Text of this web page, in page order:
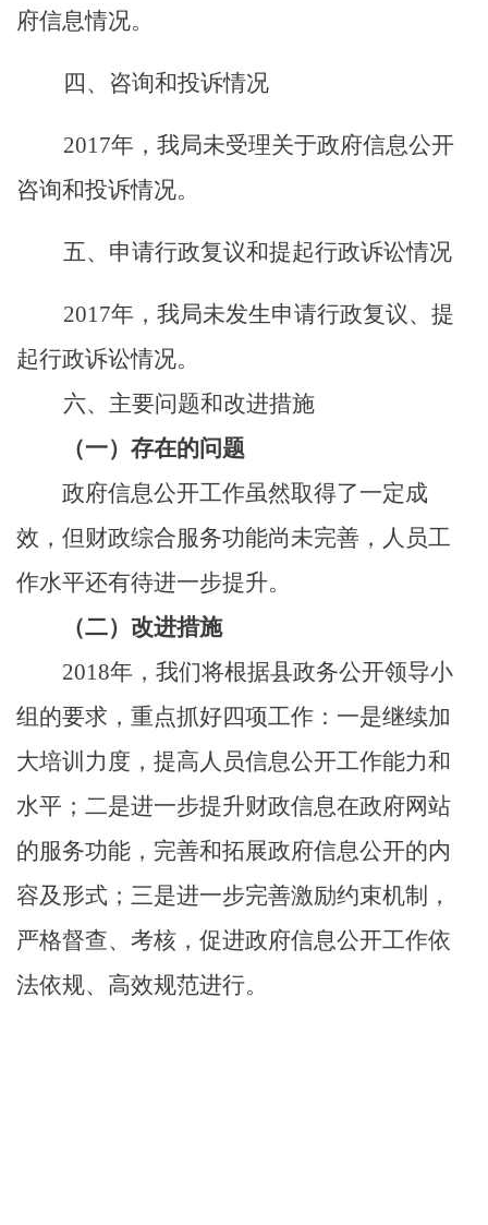
府信息情况。
四、咨询和投诉情况
2017年，我局未受理关于政府信息公开
咨询和投诉情况。
五、申请行政复议和提起行政诉讼情况
2017年，我局未发生申请行政复议、提
起行政诉讼情况。
六、主要问题和改进措施
（一）存在的问题
政府信息公开工作虽然取得了一定成
效，但财政综合服务功能尚未完善，人员工
作水平还有待进一步提升。
（二）改进措施
2018年，我们将根据县政务公开领导小
组的要求，重点抓好四项工作：一是继续加
大培训力度，提高人员信息公开工作能力和
水平；二是进一步提升财政信息在政府网站
的服务功能，完善和拓展政府信息公开的内
容及形式；三是进一步完善激励约束机制，
严格督查、考核，促进政府信息公开工作依
法依规、高效规范进行。